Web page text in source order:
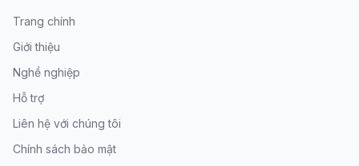
Trang chính
Giới thiệu
Nghề nghiệp
Hỗ trợ
Liên hệ với chúng tôi
Chính sách bảo mật